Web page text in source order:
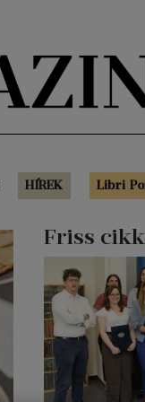
HÍREK Libri
Friss